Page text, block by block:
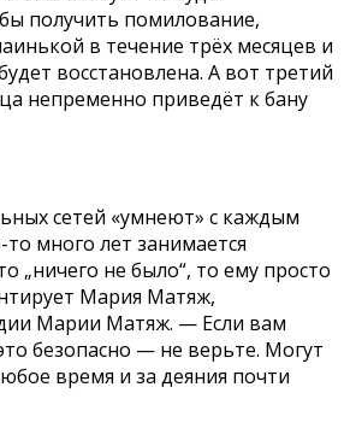
получить помилование,
в течение трёх месяцев и
восстановлена. А вот третий
непременно приведёт к бану
сетей «умнеют» с каждым
то много лет занимается
„ничего не было“, то ему просто
Мария Матяж,
Марии Матяж. — Если вам
безопасно — не верьте. Могут
время и за деяния почти